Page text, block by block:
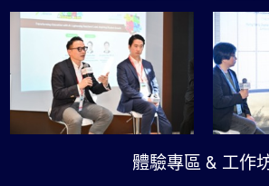
體驗專區 & 工作